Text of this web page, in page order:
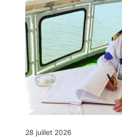
28 juillet 2026